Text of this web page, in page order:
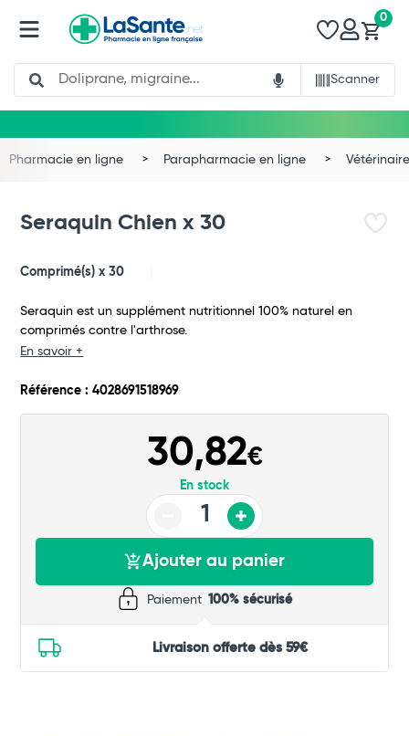
Search
Scanner
0
Total
Commander
Pharmacie en ligne Parapharmacie en ligne
Seraquin Chien x 30
Comprimé(s) x 30
Seraquin est un supplément nutritionnel 100% naturel en
comprimés contre l'arthrose.
En savoir +
Référence : 4028691518969
30,82€
En stock
Ajouter au panier
Paiement 100% sécurisé
Livraison offerte dès 59€